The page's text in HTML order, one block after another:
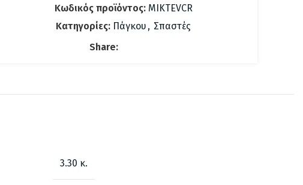
Κωδικός προϊόντος: MIKTEVCR
Κατηγορίες: Πάγκου , Σπαστές
Share:
3.30 κ.